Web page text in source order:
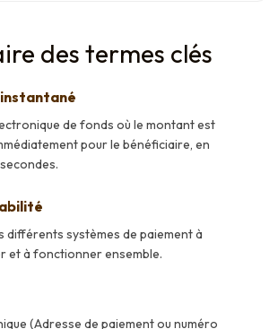
des termes clés
de fonds où le montant est
pour le bénéficiaire, en
différents systèmes de paiement à
et à fonctionner ensemble.
(Adresse de paiement ou numéro